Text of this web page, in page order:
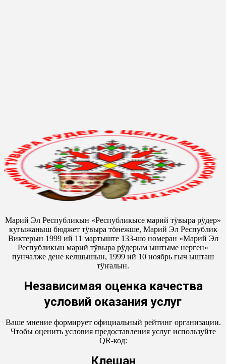
Марий Эл Республикын «Республикысе марий тӱвыра рӱдер»
кугыжаныш бюджет тӱвыра тӧнежше, Марий Эл Республик
Виктерын 1999 ий 11 мартыште 133-шо номеран «Марий Эл
Республикын марий тӱвыра рӱдерым ыштыме нерген»
пунчалже дене келшышын, 1999 ий 10 ноябрь гыч ышташ
тӱҥалын.
Независимая оценка качества
условий оказания услуг
Ваше мнение формирует официальный рейтинг организации.
Чтобы оценить условия предоставления услуг используйте
QR-код:
Кӱлешан